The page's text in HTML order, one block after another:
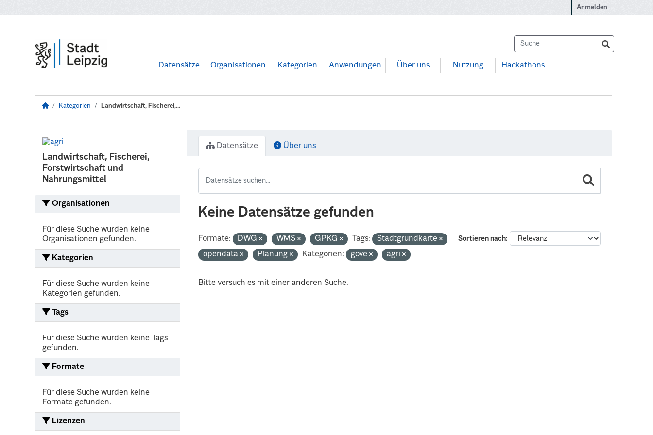
Anmelden
Datensätze Organisationen Kategorien Anwendungen Über uns Nutzung Hackathons
Kategorien Landwirtschaft, Fischerei,...
Landwirtschaft, Fischerei,
Forstwirtschaft und
Nahrungsmittel
Organisationen
Für diese Suche wurden keine
Organisationen gefunden.
Kategorien
Für diese Suche wurden keine
Kategorien gefunden.
Tags
Für diese Suche wurden keine Tags
gefunden.
Formate
Für diese Suche wurden keine
Formate gefunden.
Lizenzen
Datensätze Über uns
Keine Datensätze gefunden
Sortieren nach
Formate: DWG WMS GPKG Tags:
Stadtgrundkarte
opendata
Planung Kategorien: gove agri
Bitte versuch es mit einer anderen Suche.